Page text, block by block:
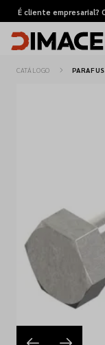
É cliente empresarial?
Pedidos de
Marcas
Favoritos
Empresa
CATÁLOGO